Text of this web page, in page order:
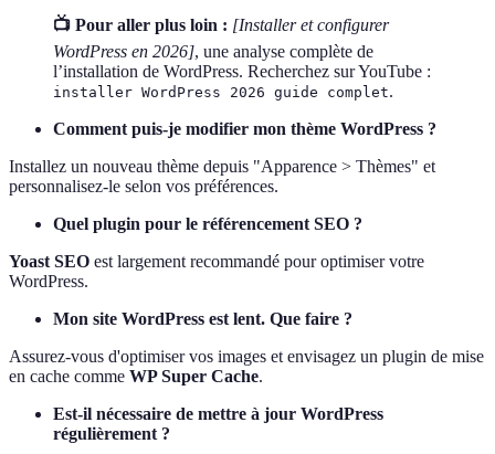
📺 Pour aller plus loin : [Installer et configurer
WordPress en 2026], une analyse complète de
l’installation de WordPress. Recherchez sur YouTube :
installer WordPress 2026 guide complet.
Comment puis-je modifier mon thème WordPress ?
Installez un nouveau thème depuis "Apparence > Thèmes" et
personnalisez-le selon vos préférences.
Quel plugin pour le référencement SEO ?
Yoast SEO est largement recommandé pour optimiser votre
WordPress.
Mon site WordPress est lent. Que faire ?
Assurez-vous d'optimiser vos images et envisagez un plugin de mise
en cache comme WP Super Cache.
Est-il nécessaire de mettre à jour WordPress
régulièrement ?